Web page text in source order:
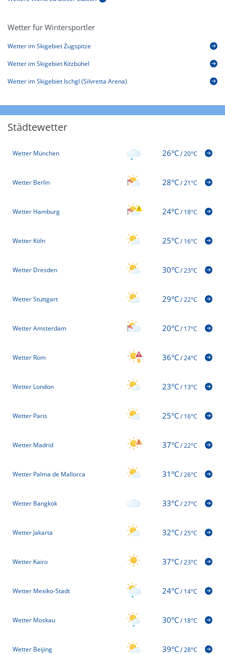
Wetter für Wintersportler
Wetter im Skigebiet Zugspitze
Wetter im Skigebiet Kitzbühel
Wetter im Skigebiet Ischgl (Silvretta Arena)
Städtewetter
Wetter München 26°C/20°C
Wetter Berlin 28°C/21°C
Wetter Hamburg 24°C/18°C
Wetter Köln 25°C/16°C
Wetter Dresden 30°C/23°C
Wetter Stuttgart 29°C/22°C
Wetter Amsterdam 20°C/17°C
Wetter Rom 36°C/24°C
Wetter London 23°C/13°C
Wetter Paris 25°C/16°C
Wetter Madrid 37°C/22°C
Wetter Palma de Mallorca 31°C/26°C
Wetter Bangkok 33°C/27°C
Wetter Jakarta 32°C/25°C
Wetter Kairo 37°C/23°C
Wetter Mexiko-Stadt 24°C/14°C
Wetter Moskau 30°C/18°C
Wetter Beijing 39°C/28°C